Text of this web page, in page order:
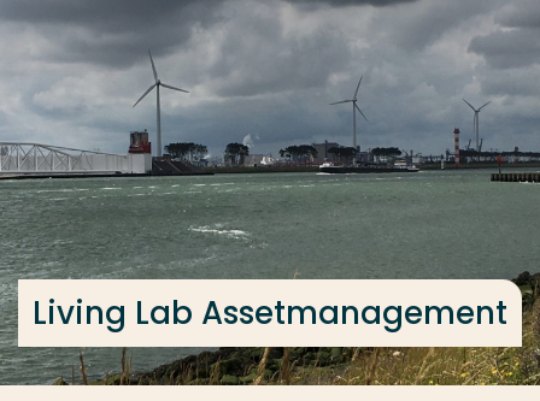
Ga direct naar de content
... > Lectoren en medewerkers
Living Lab Assetmanagement
Veel gezocht
Opleiding
Contact